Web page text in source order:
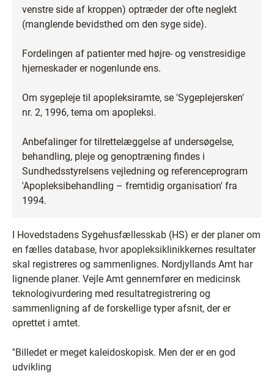
venstre side af kroppen) optræder der ofte neglekt
(manglende bevidsthed om den syge side).
Fordelingen af patienter med højre- og venstresidige
hjerneskader er nogenlunde ens.
Om sygepleje til apopleksiramte, se 'Sygeplejersken'
nr. 2, 1996, tema om apopleksi.
Anbefalinger for tilrettelæggelse af undersøgelse,
behandling, pleje og genoptræning findes i
Sundhedsstyrelsens vejledning og referenceprogram
'Apopleksibehandling – fremtidig organisation' fra
1994.
I Hovedstadens Sygehusfællesskab (HS) er der planer om
en fælles database, hvor apopleksiklinikkernes resultater
skal registreres og sammenlignes. Nordjyllands Amt har
lignende planer. Vejle Amt gennemfører en medicinsk
teknologivurdering med resultatregistrering og
sammenligning af de forskellige typer afsnit, der er
oprettet i amtet.
''Billedet er meget kaleidoskopisk. Men der er en god
udvikling